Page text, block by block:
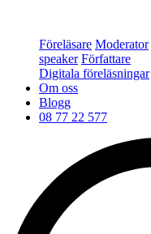
Föreläsare Moderator
speaker Författare
Digitala föreläsningar
Om oss
Blogg
08 77 22 577